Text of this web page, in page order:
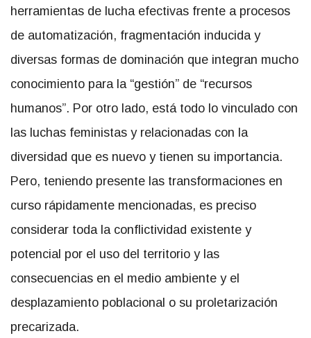
herramientas de lucha efectivas frente a procesos
de automatización, fragmentación inducida y
diversas formas de dominación que integran mucho
conocimiento para la “gestión” de “recursos
humanos”. Por otro lado, está todo lo vinculado con
las luchas feministas y relacionadas con la
diversidad que es nuevo y tienen su importancia.
Pero, teniendo presente las transformaciones en
curso rápidamente mencionadas, es preciso
considerar toda la conflictividad existente y
potencial por el uso del territorio y las
consecuencias en el medio ambiente y el
desplazamiento poblacional o su proletarización
precarizada.